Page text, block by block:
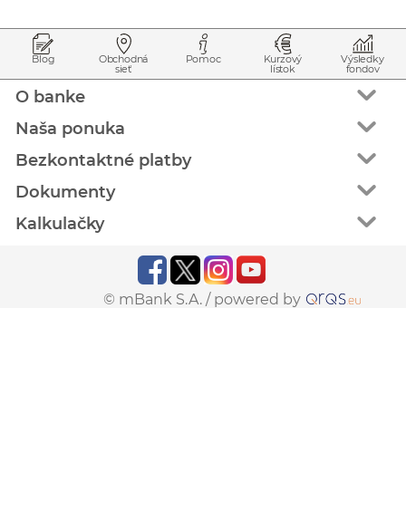
Blog Obchodná
sieť
Pomoc Kurzový
lístok
Výsledky
fondov
O banke
Naša ponuka
Bezkontaktné platby
Dokumenty
Kalkulačky
© mBank S.A. / powered by